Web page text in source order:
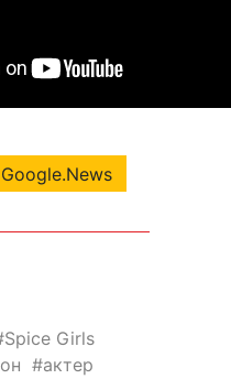
Spice Girls
актер